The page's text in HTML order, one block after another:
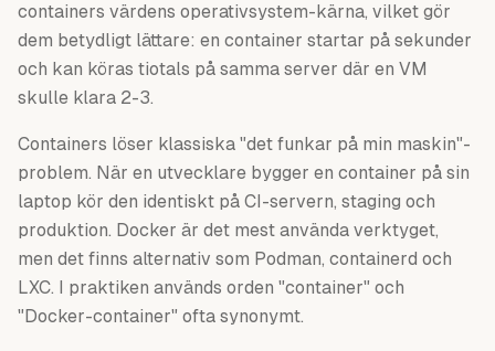
containers värdens operativsystem-kärna, vilket gör
dem betydligt lättare: en container startar på sekunder
och kan köras tiotals på samma server där en VM
skulle klara 2-3.
Containers löser klassiska "det funkar på min maskin"-
problem. När en utvecklare bygger en container på sin
laptop kör den identiskt på CI-servern, staging och
produktion. Docker är det mest använda verktyget,
men det finns alternativ som Podman, containerd och
LXC. I praktiken används orden "container" och
"Docker-container" ofta synonymt.